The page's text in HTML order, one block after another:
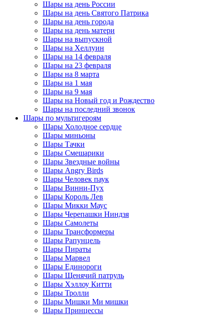
Шары на день России
Шары на день Святого Патрика
Шары на день города
Шары на день матери
Шары на выпускной
Шары на Хеллуин
Шары на 14 февраля
Шары на 23 февраля
Шары на 8 марта
Шары на 1 мая
Шары на 9 мая
Шары на Новый год и Рождество
Шары на последний звонок
Шары по мультигероям
Шары Холодное сердце
Шары миньоны
Шары Тачки
Шары Смешарики
Шары Звездные войны
Шары Angry Birds
Шары Человек паук
Шары Винни-Пух
Шары Король Лев
Шары Микки Маус
Шары Черепашки Ниндзя
Шары Самолеты
Шары Трансформеры
Шары Рапунцель
Шары Пираты
Шары Марвел
Шары Единороги
Шары Щенячий патруль
Шары Хэллоу Китти
Шары Тролли
Шары Мишки Ми мишки
Шары Принцессы